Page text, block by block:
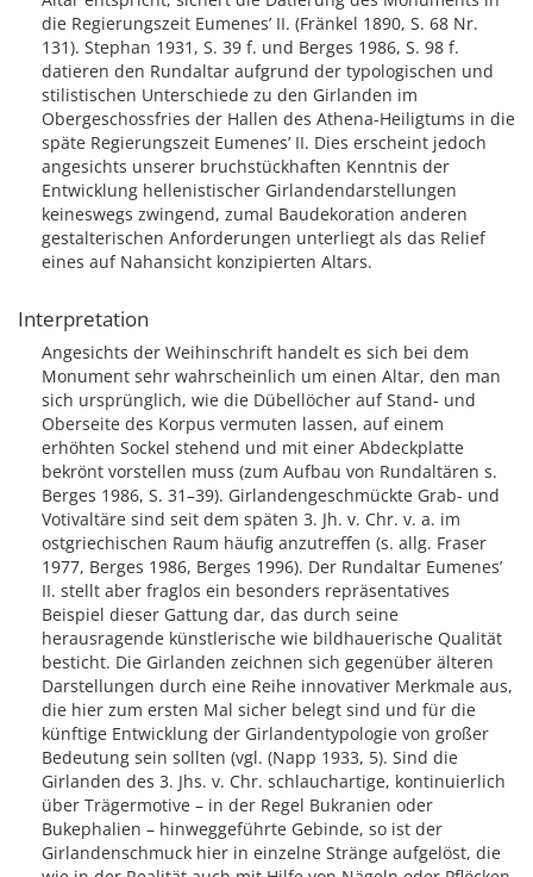
die Regierungszeit Eumenes’ II. (Fränkel 1890, S. 68 Nr.
131). Stephan 1931, S. 39 f. und Berges 1986, S. 98 f.
datieren den Rundaltar aufgrund der typologischen und
stilistischen Unterschiede zu den Girlanden im
Obergeschossfries der Hallen des Athena-Heiligtums in die
späte Regierungszeit Eumenes’ II. Dies erscheint jedoch
angesichts unserer bruchstückhaften Kenntnis der
Entwicklung hellenistischer Girlandendarstellungen
keineswegs zwingend, zumal Baudekoration anderen
gestalterischen Anforderungen unterliegt als das Relief
eines auf Nahansicht konzipierten Altars.
Interpretation
Angesichts der Weihinschrift handelt es sich bei dem
Monument sehr wahrscheinlich um einen Altar, den man
sich ursprünglich, wie die Dübellöcher auf Stand- und
Oberseite des Korpus vermuten lassen, auf einem
erhöhten Sockel stehend und mit einer Abdeckplatte
bekrönt vorstellen muss (zum Aufbau von Rundaltären s.
Berges 1986, S. 31–39). Girlandengeschmückte Grab- und
Votivaltäre sind seit dem späten 3. Jh. v. Chr. v. a. im
ostgriechischen Raum häufig anzutreffen (s. allg. Fraser
1977, Berges 1986, Berges 1996). Der Rundaltar Eumenes’
II. stellt aber fraglos ein besonders repräsentatives
Beispiel dieser Gattung dar, das durch seine
herausragende künstlerische wie bildhauerische Qualität
besticht. Die Girlanden zeichnen sich gegenüber älteren
Darstellungen durch eine Reihe innovativer Merkmale aus,
die hier zum ersten Mal sicher belegt sind und für die
künftige Entwicklung der Girlandentypologie von großer
Bedeutung sein sollten (vgl. (Napp 1933, 5). Sind die
Girlanden des 3. Jhs. v. Chr. schlauchartige, kontinuierlich
über Trägermotive – in der Regel Bukranien oder
Bukephalien – hinweggeführte Gebinde, so ist der
Girlandenschmuck hier in einzelne Stränge aufgelöst, die